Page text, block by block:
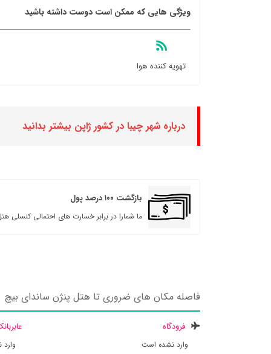
ویژگی هایی که ممکن است دوست داشته باشید
تهویه کننده هوا
درباره شهر چیبا در کشور ژاپن بیشتر بدانید
بازگشت ۱۰۰ درصد پول
ما شمارا در برابر خسارت های احتمالی کنسلی
فاصله مکان های ضروری تا هتل پنژن ساندای بیچ
فرودگاه
وارد نشده است